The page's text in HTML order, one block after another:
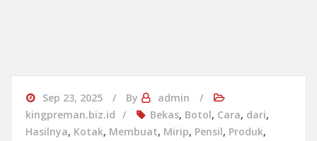
Sep 23, 2025 By
admin
kingpreman.biz.id
Bekas, Botol, Cara, dari,
Hasilnya, Kotak, Membuat, Mirip, Pensil, Produk,